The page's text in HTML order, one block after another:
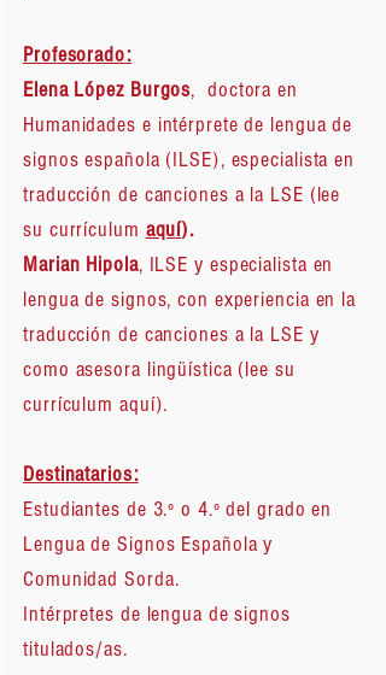
Profesorado:
Elena López Burgos, doctora en
Humanidades e intérprete de lengua de
signos española (ILSE), especialista en
traducción de canciones a la LSE (lee
su currículum aquí).
Marian Hipola, ILSE y especialista en
lengua de signos, con experiencia en la
traducción de canciones a la LSE y
como asesora lingüística (lee su
currículum aquí).
Destinatarios:
Estudiantes de 3.º o 4.º del grado en
Lengua de Signos Española y
Comunidad Sorda.
Intérpretes de lengua de signos
titulados/as.